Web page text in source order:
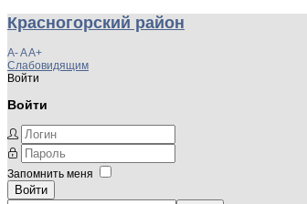
Красногорский район
A-AA+
Слабовидящим
Войти
Войти
Запомнить меня
Войти